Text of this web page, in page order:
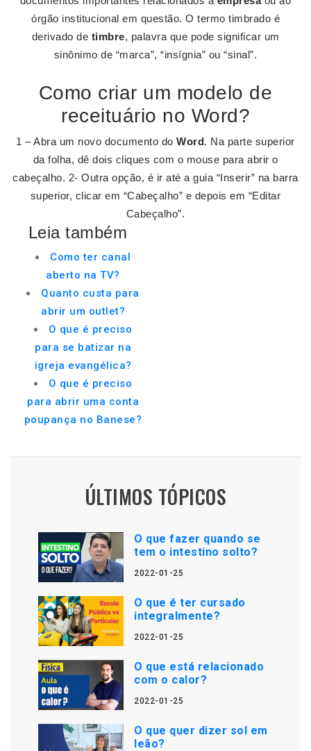
órgão institucional em questão. O termo timbrado é
derivado de timbre, palavra que pode significar um
sinônimo de “marca”, “insígnia” ou “sinal”.
Como criar um modelo de
receituário no Word?
1 – Abra um novo documento doWord. Na parte superior
da folha, dê dois cliques com o mouse para abrir o
cabeçalho. 2- Outra opção, é ir até a guia “Inserir” na barra
superior, clicar em “Cabeçalho” e depois em “Editar
Cabeçalho”.
Leia também
Como ter canal
aberto na TV?
Quanto custa para
abrir um outlet?
O que é preciso
para se batizar na
igreja evangélica?
O que é preciso
para abrir uma conta
poupança no Banese?
ÚLTIMOS TÓPICOS
O que fazer quando se
tem o intestino solto?
2022-01-25
O que é ter cursado
integralmente?
2022-01-25
O que está relacionado
com o calor?
2022-01-25
O que quer dizer sol em
leão?